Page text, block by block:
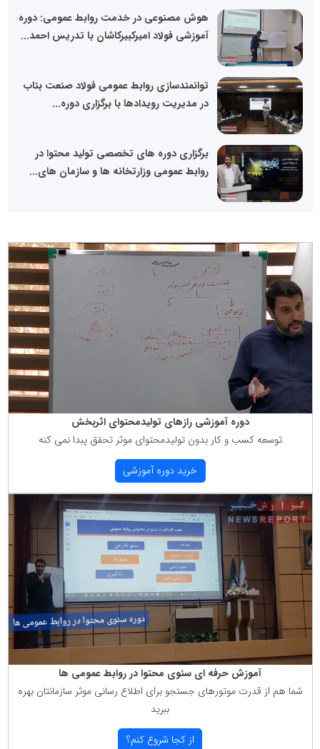
هوش مصنوعی در خدمت روابط عمومی: دوره
آموزشی فولاد امیرکبیرکاشان با تدریس احمد...
توانمندسازی روابط عمومی فولاد صنعت بناب
در مدیریت رویدادها با برگزاری دوره...
برگزاری دوره های تخصصی تولید محتوا در
روابط عمومی وزارتخانه ها و سازمان های...
دوره آموزشی رازهای تولیدمحتوای اثربخش
توسعه كسب و كار بدون تولیدمحتوای موثر تحقق پبدا نمی كنه
خرید دوره آموزشی
آموزش حرفه ای سئوی محتوا در روابط عمومی ها
شما هم از قدرت موتورهای جستجو برای اطلاع رسانی موثر سازمانتان بهره
ببرید
از كجا شروع كنم؟